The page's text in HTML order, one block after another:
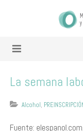
La semana
Alcohol,
Fuente: